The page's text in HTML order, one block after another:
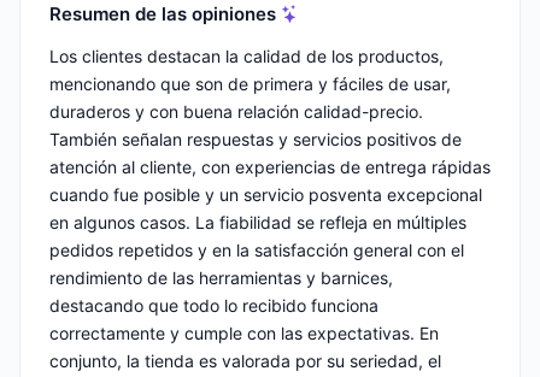
Resumen de las opiniones
Los clientes destacan la calidad de los productos,
mencionando que son de primera y fáciles de usar,
duraderos y con buena relación calidad-precio.
También señalan respuestas y servicios positivos de
atención al cliente, con experiencias de entrega rápidas
cuando fue posible y un servicio posventa excepcional
en algunos casos. La fiabilidad se refleja en múltiples
pedidos repetidos y en la satisfacción general con el
rendimiento de las herramientas y barnices,
destacando que todo lo recibido funciona
correctamente y cumple con las expectativas. En
conjunto, la tienda es valorada por su seriedad, el